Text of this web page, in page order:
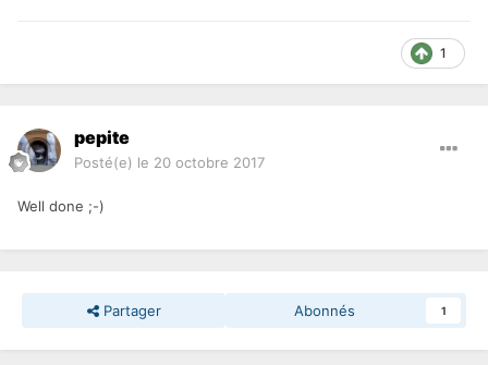
1
pepite
Posté(e) le 20 octobre 2017
Well done ;-)
Partager Abonnés 1